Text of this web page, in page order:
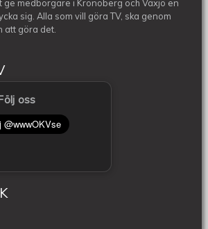
ge medborgare i Kronoberg och Växjö en
sig. Alla som vill göra TV, ska genom
att göra det.
oss